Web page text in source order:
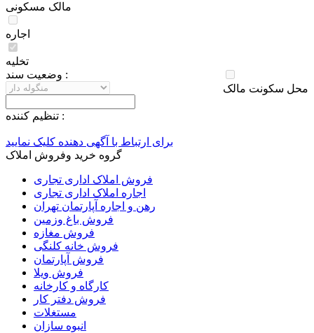
مالک مسکونی
اجاره
تخلیه
محل سکونت مالک
وضعيت سند :
تنظيم کننده :
برای ارتباط با آگهی دهنده کلیک نمایید
گروه خرید وفروش املاک
فروش املاک اداری تجاری
اجاره املاک اداری تجاری
رهن و اجاره آپارتمان تهران
فروش باغ وزمین
فروش مغازه
فروش خانه کلنگی
فروش آپارتمان
فروش ویلا
کارگاه و کارخانه
فروش دفتر کار
مستغلات
انبوه سازان